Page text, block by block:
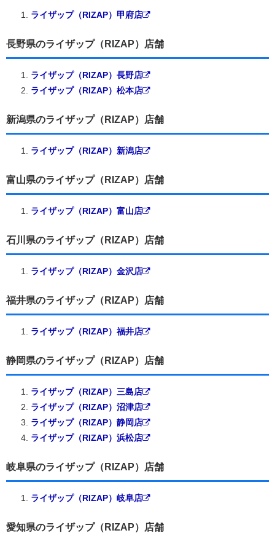
ライザップ（RIZAP）甲府店
長野県のライザップ（RIZAP）店舗
ライザップ（RIZAP）長野店
ライザップ（RIZAP）松本店
新潟県のライザップ（RIZAP）店舗
ライザップ（RIZAP）新潟店
富山県のライザップ（RIZAP）店舗
ライザップ（RIZAP）富山店
石川県のライザップ（RIZAP）店舗
ライザップ（RIZAP）金沢店
福井県のライザップ（RIZAP）店舗
ライザップ（RIZAP）福井店
静岡県のライザップ（RIZAP）店舗
ライザップ（RIZAP）三島店
ライザップ（RIZAP）沼津店
ライザップ（RIZAP）静岡店
ライザップ（RIZAP）浜松店
岐阜県のライザップ（RIZAP）店舗
ライザップ（RIZAP）岐阜店
愛知県のライザップ（RIZAP）店舗